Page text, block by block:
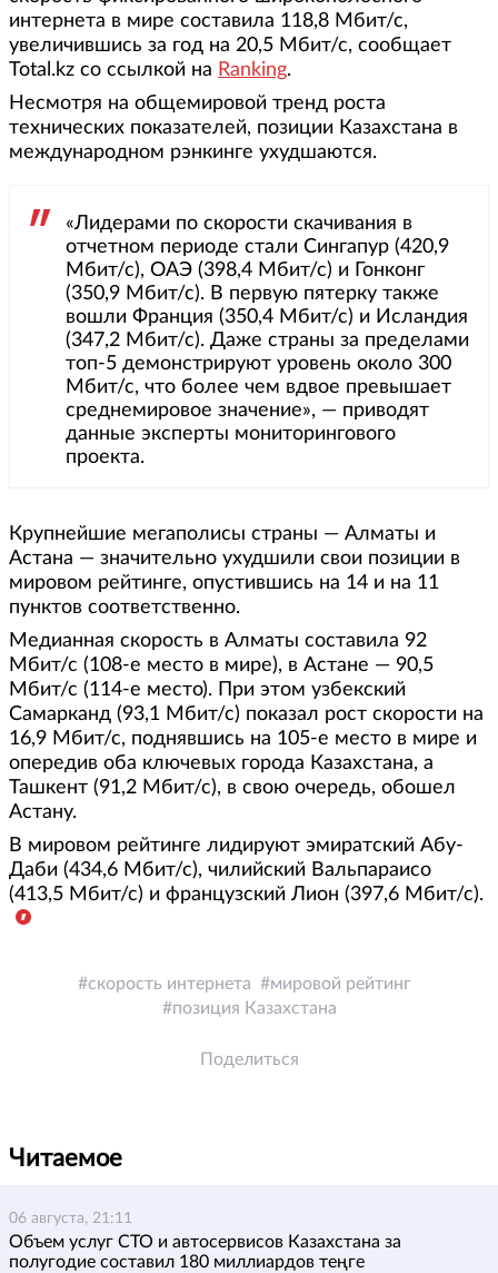
интернета в мире составила 118,8 Мбит/с,
увеличившись за год на 20,5 Мбит/с, сообщает
Total.kz со ссылкой на Ranking.
Несмотря на общемировой тренд роста
технических показателей, позиции Казахстана в
международном рэнкинге ухудшаются.
«Лидерами по скорости скачивания в
отчетном периоде стали Сингапур (420,9
Мбит/с), ОАЭ (398,4 Мбит/с) и Гонконг
(350,9 Мбит/с). В первую пятерку также
вошли Франция (350,4 Мбит/с) и Исландия
(347,2 Мбит/с). Даже страны за пределами
топ-5 демонстрируют уровень около 300
Мбит/с, что более чем вдвое превышает
среднемировое значение», — приводят
данные эксперты мониторингового
проекта.
Крупнейшие мегаполисы страны — Алматы и
Астана — значительно ухудшили свои позиции в
мировом рейтинге, опустившись на 14 и на 11
пунктов соответственно.
Медианная скорость в Алматы составила 92
Мбит/с (108-е место в мире), в Астане — 90,5
Мбит/с (114-е место). При этом узбекский
Самарканд (93,1 Мбит/с) показал рост скорости на
16,9 Мбит/с, поднявшись на 105-е место в мире и
опередив оба ключевых города Казахстана, а
Ташкент (91,2 Мбит/с), в свою очередь, обошел
Астану.
В мировом рейтинге лидируют эмиратский Абу-
Даби (434,6 Мбит/с), чилийский Вальпараисо
(413,5 Мбит/с) и французский Лион (397,6 Мбит/с).
скорость интернета
мировой рейтинг
позиция Казахстана
Поделиться
Читаемое
06 августа, 21:11
Объем услуг СТО и автосервисов Казахстана за
полугодие составил 180 миллиардов теңге